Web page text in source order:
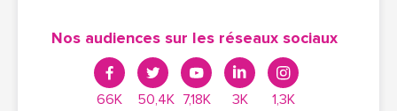
Nos audiences sur les réseaux sociaux
66K 50,4K 7,18K 3K 1,3K